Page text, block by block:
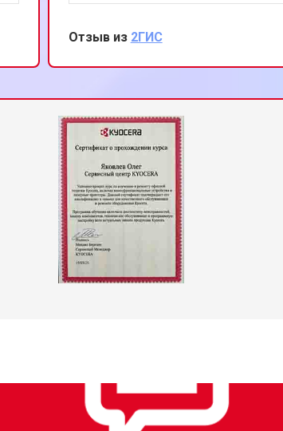
предотвратив возможные
неисправности. Благодарна за
быстрый и качественный ремонт,
также за внимательное
Отзыв из 2ГИС